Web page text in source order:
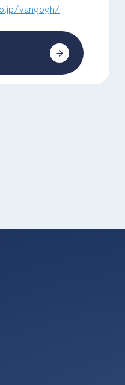
vangogh/